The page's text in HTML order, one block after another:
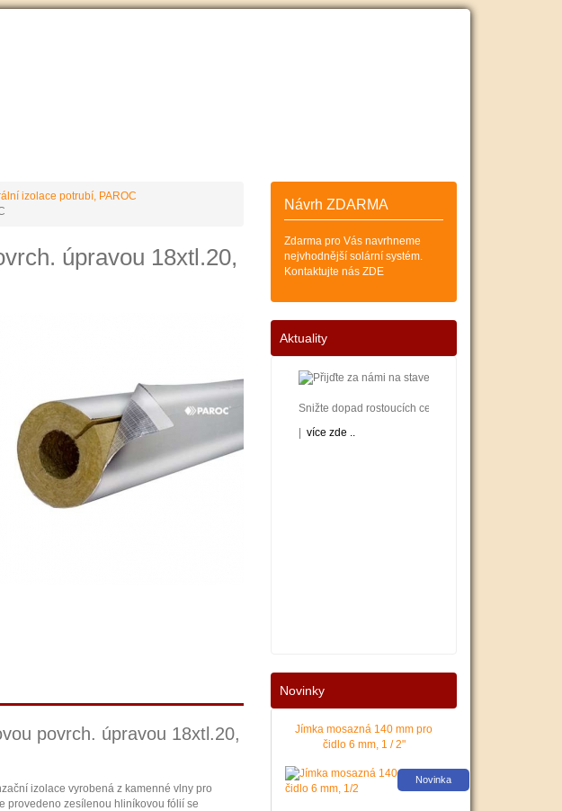
izolace potrubí, PAROC
úpravou 18xtl.20,
povrch. úpravou 18xtl.20,
izolace vyrobená z kamenné vlny pro
provedeno zesílenou hliníkovou fólií se
Návrh ZDARMA
Zdarma pro Vás navrhneme
nejvhodnější solární systém.
Kontaktujte nás ZDE
Aktuality
Snižte dopad rostoucích cen energií na váš rodinný
více zde ..
Nové podmínky dotací na nové solární systémy,
Novinky
Jímka mosazná 140 mm pro
čidlo 6 mm, 1 / 2"
Novinka